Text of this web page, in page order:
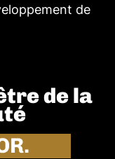
de
de la